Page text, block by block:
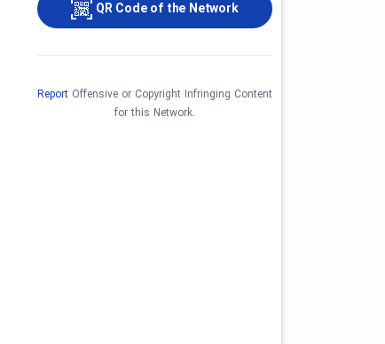
QR Code of the Network
Report Offensive or Copyright Infringing Content
for this Network.